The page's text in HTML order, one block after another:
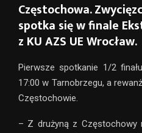
Częstochowa.
spotka się w finale
z KU AZS UE Wrocław.
Pierwsze spotkanie 1/2
17:00 w Tarnobrzegu, a
Częstochowie.
– Z drużyną z Częstochowy